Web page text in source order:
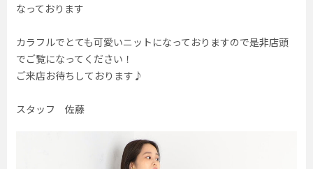
なっております
カラフルでとても可愛いニットになっておりますので是非店頭
でご覧になってください！
ご来店お待ちしております♪
スタッフ 佐藤